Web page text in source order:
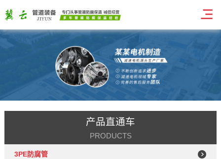
产品直通车
PRODUCTS
3PE防腐管